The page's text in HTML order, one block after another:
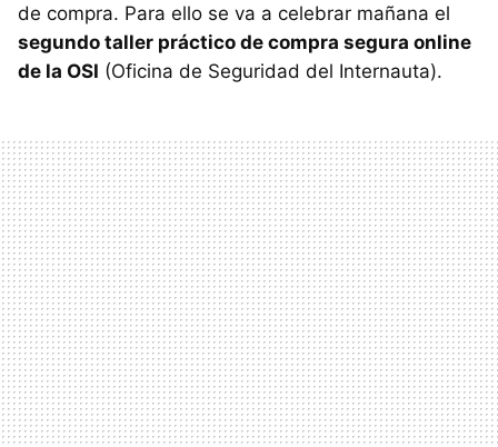
de compra. Para ello se va a celebrar mañana el
segundo taller práctico de compra segura online
de la OSI (Oficina de Seguridad del Internauta).